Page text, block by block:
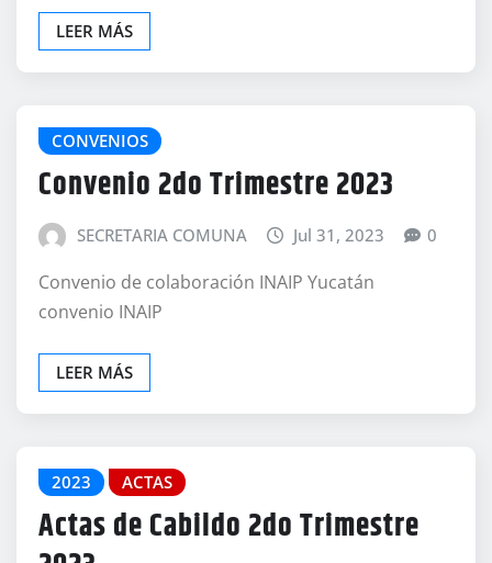
LEER MÁS
CONVENIOS
Convenio 2do Trimestre 2023
SECRETARIA COMUNA Jul 31, 2023 0
Convenio de colaboración INAIP Yucatán
convenio INAIP
LEER MÁS
2023 ACTAS
Actas de Cabildo 2do Trimestre